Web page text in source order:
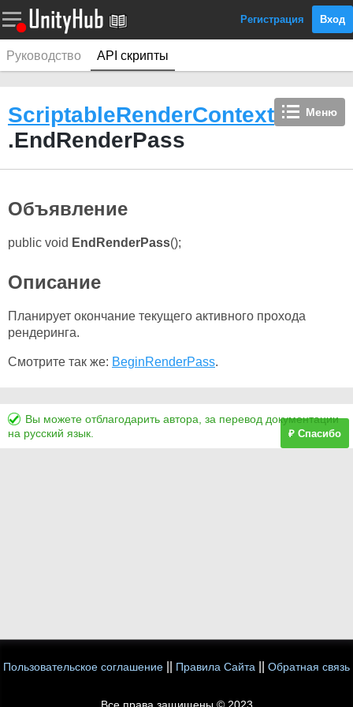
Регистрация Вход
Руководство API скрипты
Меню
ScriptableRenderContext
.EndRenderPass
Объявление
public void EndRenderPass();
Описание
Планирует окончание текущего активного прохода
рендеринга.
Смотрите так же: BeginRenderPass.
Вы можете отблагодарить автора, за перевод документации
на русский язык.
₽ Спасибо
Пользовательское соглашение Правила Сайта Обратная связь